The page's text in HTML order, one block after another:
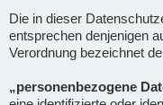
Die in dieser
entsprechen denjenigen
Verordnung bezeichnet
„personenbezogene